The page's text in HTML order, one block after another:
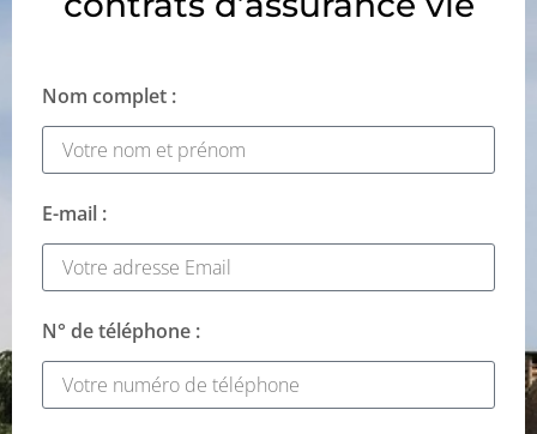
Nom complet :
E-mail :
N° de téléphone :